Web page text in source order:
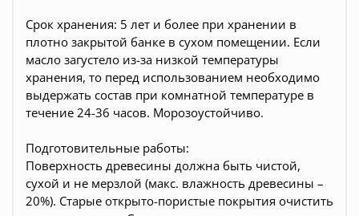
Срок хранения: 5 лет и более при хранении в
плотно закрытой банке в сухом помещении. Если
масло загустело из-за низкой температуры
хранения, то перед использованием необходимо
выдержать состав при комнатной температуре в
течение 24-36 часов. Морозоустойчиво.
Подготовительные работы:
Поверхность древесины должна быть чистой,
сухой и не мерзлой (макс. влажность древесины –
20%). Старые открыто-пористые покрытия очистить